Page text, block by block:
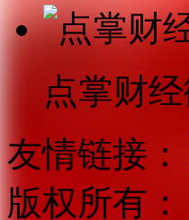
点掌财
友情链接：
版权所有：